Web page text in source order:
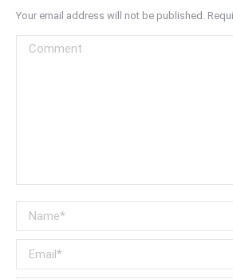
Your email address will not be published.
Comment
Name *
Email *